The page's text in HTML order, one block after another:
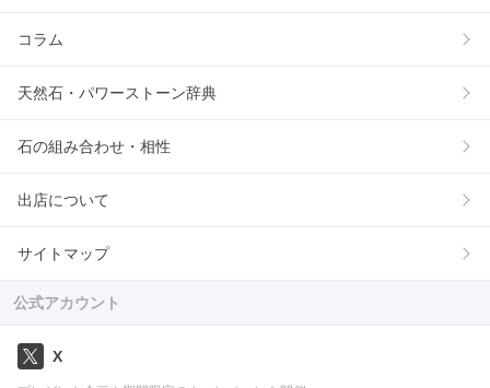
コラム
天然石・パワーストーン辞典
石の組み合わせ・相性
出店について
サイトマップ
公式アカウント
X